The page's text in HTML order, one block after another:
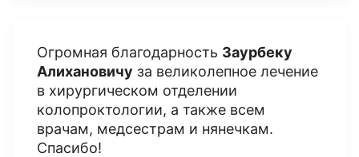
Огромная благодарность Заурбеку
Алихановичу за великолепное лечение
в хирургическом отделении
колопроктологии, а также всем
врачам, медсестрам и нянечкам.
Спасибо!